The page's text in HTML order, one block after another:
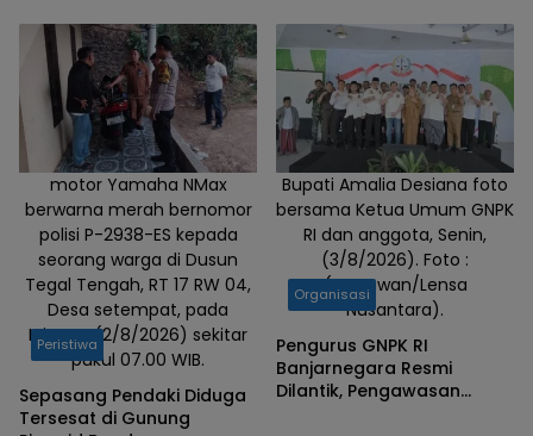
Teken MOu dengan PT
SPRIX Asal Jepang
motor Yamaha NMax
berwarna merah bernomor
polisi P-2938-ES kepada
seorang warga di Dusun
Tegal Tengah, RT 17 RW 04,
Desa setempat, pada
Minggu (2/8/2026) sekitar
pukul 07.00 WIB.
Peristiwa
Sepasang Pendaki Diduga
Tersesat di Gunung
Bupati Amalia Desiana foto
bersama Ketua Umum GNPK
RI dan anggota, Senin,
(3/8/2026). Foto :
(Gunawan/Lensa
Nusantara).
Organisasi
Pengurus GNPK RI
Banjarnegara Resmi
Dilantik, Pengawasan